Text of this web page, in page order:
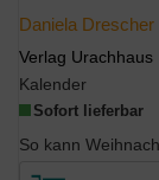
Daniela Drescher
Verlag Urachhaus
Kalender
Sofort lieferbar